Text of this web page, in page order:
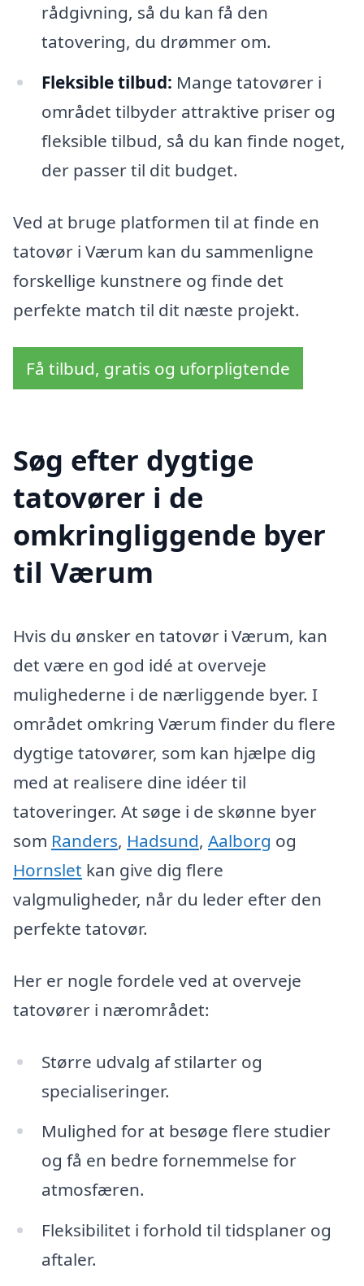
rådgivning, så du kan få den
tatovering, du drømmer om.
Fleksible tilbud: Mange tatovører i
området tilbyder attraktive priser og
fleksible tilbud, så du kan finde noget,
der passer til dit budget.
Ved at bruge platformen til at finde en
tatovør i Værum kan du sammenligne
forskellige kunstnere og finde det
perfekte match til dit næste projekt.
Få tilbud, gratis og uforpligtende
Søg efter dygtige
tatovører i de
omkringliggende byer
til Værum
Hvis du ønsker en tatovør i Værum, kan
det være en god idé at overveje
mulighederne i de nærliggende byer. I
området omkring Værum finder du flere
dygtige tatovører, som kan hjælpe dig
med at realisere dine idéer til
tatoveringer. At søge i de skønne byer
som Randers, Hadsund, Aalborg og
Hornslet kan give dig flere
valgmuligheder, når du leder efter den
perfekte tatovør.
Her er nogle fordele ved at overveje
tatovører i nærområdet:
Større udvalg af stilarter og
specialiseringer.
Mulighed for at besøge flere studier
og få en bedre fornemmelse for
atmosfæren.
Fleksibilitet i forhold til tidsplaner og
aftaler.